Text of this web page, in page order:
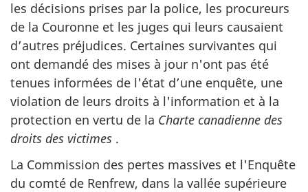
les décisions prises par la police, les procureurs
de la Couronne et les juges qui leurs causaient
d’autres préjudices. Certaines survivantes qui
ont demandé des mises à jour n'ont pas été
tenues informées de l'état d’une enquête, une
violation de leurs droits à l'information et à la
protection en vertu de la Charte canadienne des
droits des victimes .
La Commission des pertes massives et l'Enquête
du comté de Renfrew, dans la vallée supérieure